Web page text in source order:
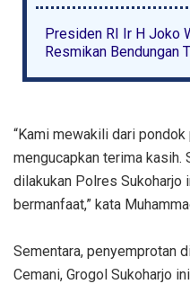
Presiden RI Ir H Joko
Resmikan Bendungan
“Kami mewakili dari
mengucapkan terima kasih.
dilakukan Polres Sukoharjo
bermanfaat,” kata
Sementara, penyemprotan
Cemani, Grogol Sukoharjo